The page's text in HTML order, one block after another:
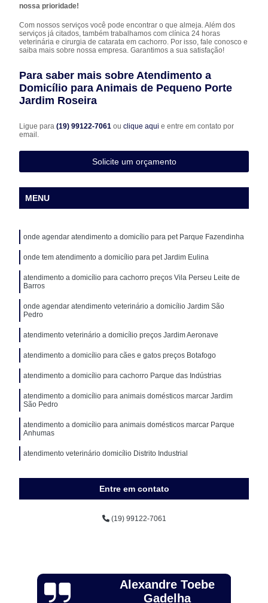
nossa prioridade!
Com nossos serviços você pode encontrar o que almeja. Além dos
serviços já citados, também trabalhamos com clínica 24 horas
veterinária e cirurgia de catarata em cachorro. Por isso, fale conosco e
saiba mais sobre nossa empresa. Garantimos a sua satisfação!
Para saber mais sobre Atendimento a
Domicílio para Animais de Pequeno Porte
Jardim Roseira
Ligue para(19) 99122-7061ouclique aqui e entre em contato por
email.
Solicite um orçamento
MENU
onde agendar atendimento a domicílio para pet Parque Fazendinha
onde tem atendimento a domicílio para pet Jardim Eulina
atendimento a domicílio para cachorro preços Vila Perseu Leite de
Barros
onde agendar atendimento veterinário a domicílio Jardim São
Pedro
atendimento veterinário a domicílio preços Jardim Aeronave
atendimento a domicílio para cães e gatos preços Botafogo
atendimento a domicílio para cachorro Parque das Indústrias
atendimento a domicílio para animais domésticos marcar Jardim
São Pedro
atendimento a domicílio para animais domésticos marcar Parque
Anhumas
atendimento veterinário domicílio Distrito Industrial
Entre em contato
(19) 99122-7061
Alexandre Toebe
Gadelha